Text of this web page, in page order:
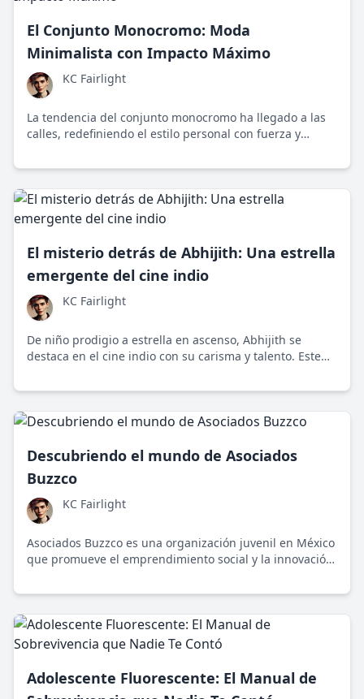
El Conjunto Monocromo: Moda
Minimalista con Impacto Máximo
KC Fairlight
La tendencia del conjunto monocromo ha llegado a las
calles, redefiniendo el estilo personal con fuerza y
en la moda y la individualidad.
El misterio detrás de Abhijith: Una estrella
emergente del cine indio
KC Fairlight
De niño prodigio a estrella en ascenso, Abhijith se
destaca en el cine indio con su carisma y talento. Este
un símbolo del cambio.
Descubriendo el mundo de Asociados
Buzzco
KC Fairlight
Asociados Buzzco es una organización juvenil en México
que promueve el emprendimiento social y la innovación
estereotipos, fomentando cambios significativos en su
Adolescente Fluorescente: El Manual de